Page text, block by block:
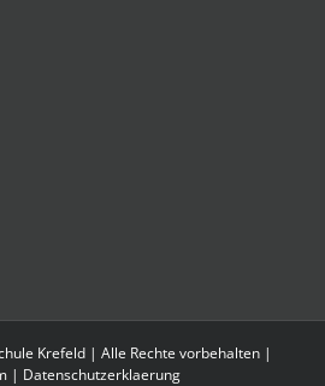
Krefeld | Alle Rechte vorbehalten |
| Datenschutzerklaerung